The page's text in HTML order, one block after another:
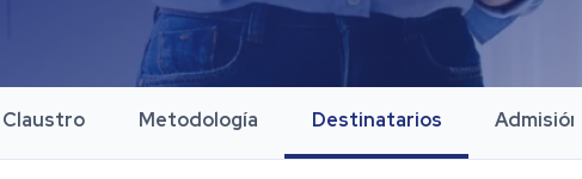
Claustro Metodología Destinatarios Admisión